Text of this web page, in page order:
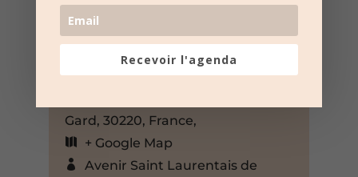
Petit stade de Saint-Laurent
d’Aigouze
Boulevard Alexandra David
Gard, 30220, France,
+ Google Map
Avenir Saint Laurentais de
Recevoir l'agenda